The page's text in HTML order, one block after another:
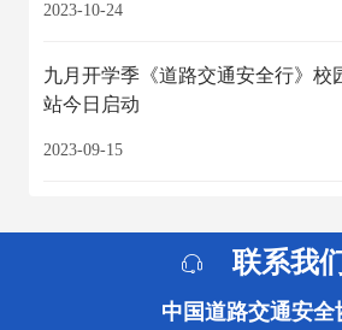
2023-10-24
九月开学季《道路交通安全行》校
站今日启动
2023-09-15
联系我们
中国道路交通安全